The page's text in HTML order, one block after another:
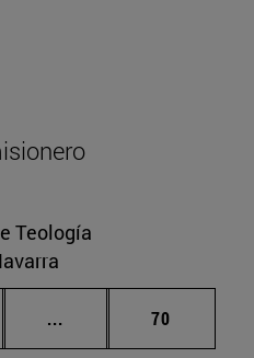
Teología
... Páginas intermedias
Página
70